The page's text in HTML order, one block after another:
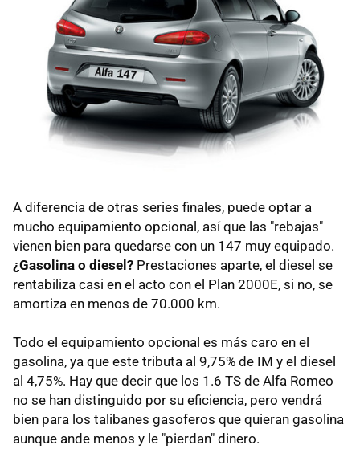
A diferencia de otras series finales, puede optar a
mucho equipamiento opcional, así que las "rebajas"
vienen bien para quedarse con un 147 muy equipado.
¿Gasolina o diesel? Prestaciones aparte, el diesel se
rentabiliza casi en el acto con el Plan 2000E, si no, se
amortiza en menos de 70.000 km.
Todo el equipamiento opcional es más caro en el
gasolina, ya que este tributa al 9,75% de IM y el diesel
al 4,75%. Hay que decir que los 1.6 TS de Alfa Romeo
no se han distinguido por su eficiencia, pero vendrá
bien para los talibanes gasoferos que quieran gasolina
aunque ande menos y le "pierdan" dinero.